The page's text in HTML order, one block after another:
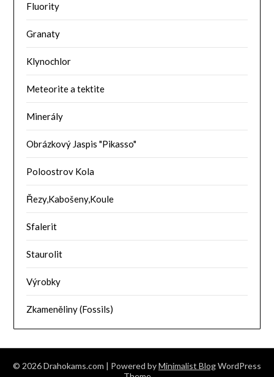
Fluority
Granaty
Klynochlor
Meteorite a tektite
Minerály
Obrázkový Jaspis "Pikasso"
Poloostrov Kola
Řezy,Kabošeny,Koule
Sfalerit
Staurolit
Výrobky
Zkameněliny (Fossils)
© 2026 Drahokams.com | Powered byMinimalist BlogWordPress